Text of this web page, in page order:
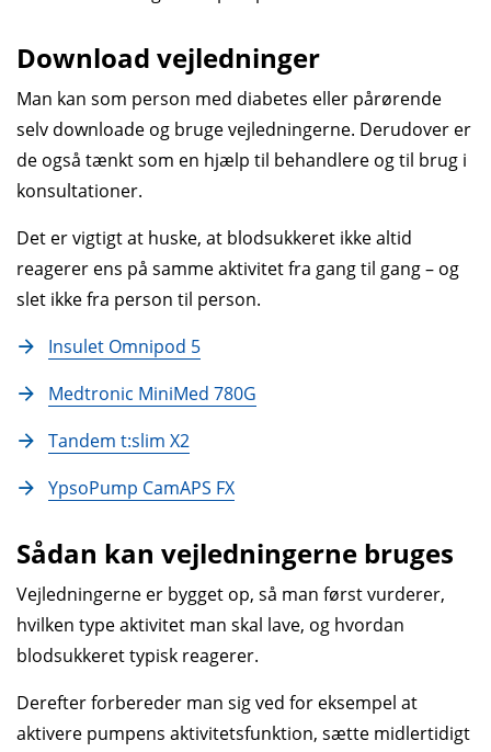
direkte på huden.
En algoritme, der “handler” ud fra sensorens
målinger og giver pumpen besked om at skrue
op, ned eller pause insulinen.
AID-systemet kan hjælpe med at holde
stadig, at man selv indtaster ting i pumpen eller
aktiverer særlige funktioner, især ved måltider og
fysisk aktivitet.
Download vejledninger
Man kan som person med diabetes eller pårørende
selv downloade og bruge vejledningerne. Derudover er
de også tænkt som en hjælp til behandlere og til brug i
konsultationer.
Det er vigtigt at huske, at blodsukkeret ikke altid
reagerer ens på samme aktivitet fra gang til gang – og
slet ikke fra person til person.
Insulet Omnipod 5
Medtronic MiniMed 780G
Tandem t:slim X2
YpsoPump CamAPS FX
Sådan kan vejledningerne bruges
Vejledningerne er bygget op, så man først vurderer,
hvilken type aktivitet man skal lave, og hvordan
blodsukkeret typisk reagerer.
Derefter forbereder man sig ved for eksempel at
aktivere pumpens aktivitetsfunktion, sætte midlertidigt